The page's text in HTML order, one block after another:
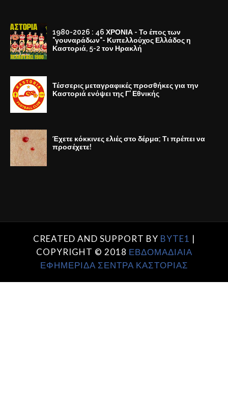
1980-2026 : 46 ΧΡΟΝΙΑ - Το έπος των
"γουναράδων"- Κυπελλούχος Ελλάδος η
Καστοριά, 5-2 τον Ηρακλή
Τέσσερις μεταγραφικές προσθήκες για την
Καστοριά ενόψει της Γ' Εθνικής
Έχετε κόκκινες ελιές στο δέρμα; Τι πρέπει να
προσέχετε!
CREATED AND SUPPORT BY BYTE1 |
COPYRIGHT © 2018 ΕΒΔΟΜΑΔΙΑΙΑ
ΕΦΗΜΕΡΙΔΑ ΣΕΝΤΡΑ ΚΑΣΤΟΡΙΑΣ